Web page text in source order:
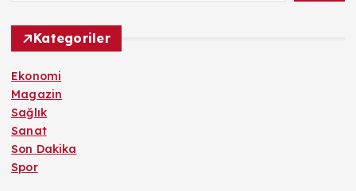
Kategoriler
Ekonomi
Magazin
Sağlık
Sanat
Son Dakika
Spor